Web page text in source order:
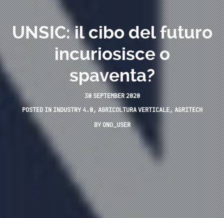
UNSIC: il cibo del futuro
incuriosisce o
spaventa?
30 SEPTEMBER 2020
POSTED ININDUSTRY 4.0,AGRICOLTURA VERTICALE,AGRITECH
BYONO_USER